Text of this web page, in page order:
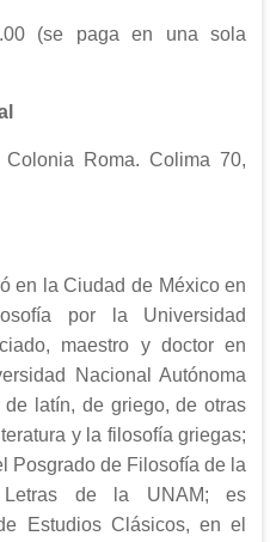
(se paga en una sola
Colonia Roma. Colima 70,
en la Ciudad de México en
por la Universidad
maestro y doctor en
Nacional Autónoma
latín, de griego, de otras
y la filosofía griegas;
Posgrado de Filosofía de la
de la UNAM; es
Estudios Clásicos, en el